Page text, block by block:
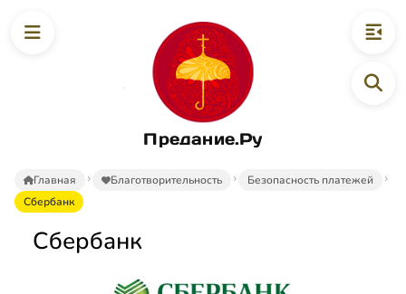
Предание.Ру
Главная Благотворительность
Безопасность платежей
Сбербанк
Сбербанк